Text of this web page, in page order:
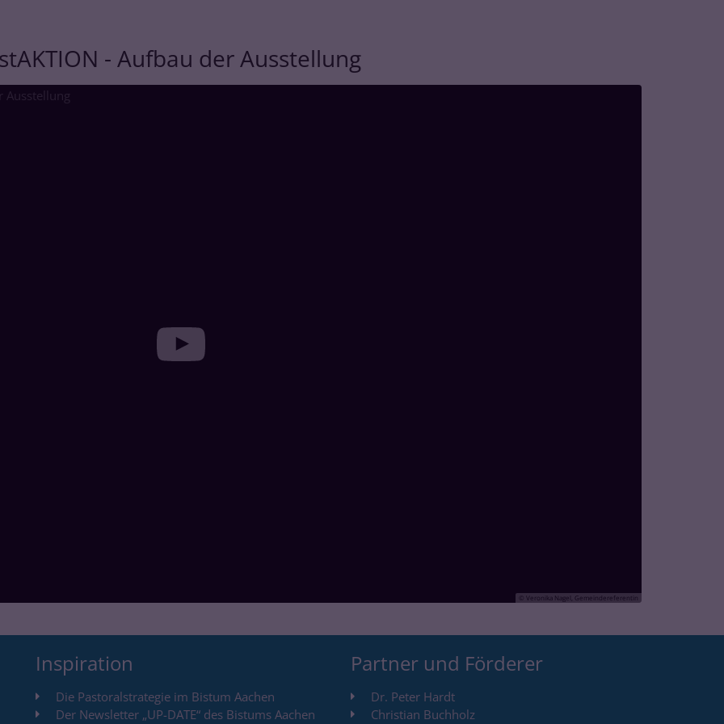
- Aufbau der Ausstellung
© Veronika Nagel, Gemeindereferentin
Inspiration
Die Pastoralstrategie im Bistum Aachen
Der Newsletter „UP-DATE“ des Bistums Aachen
Partner und Förderer
Dr. Peter Hardt
Christian Buchholz